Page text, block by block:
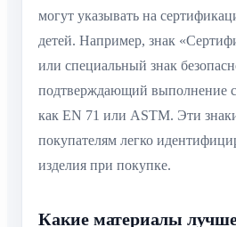
могут указывать на
детей. Например, знак
или специальный знак
подтверждающий выполнение
как EN 71 или ASTM. Эти
покупателям легко
изделия при покупке.
Какие материалы лучше